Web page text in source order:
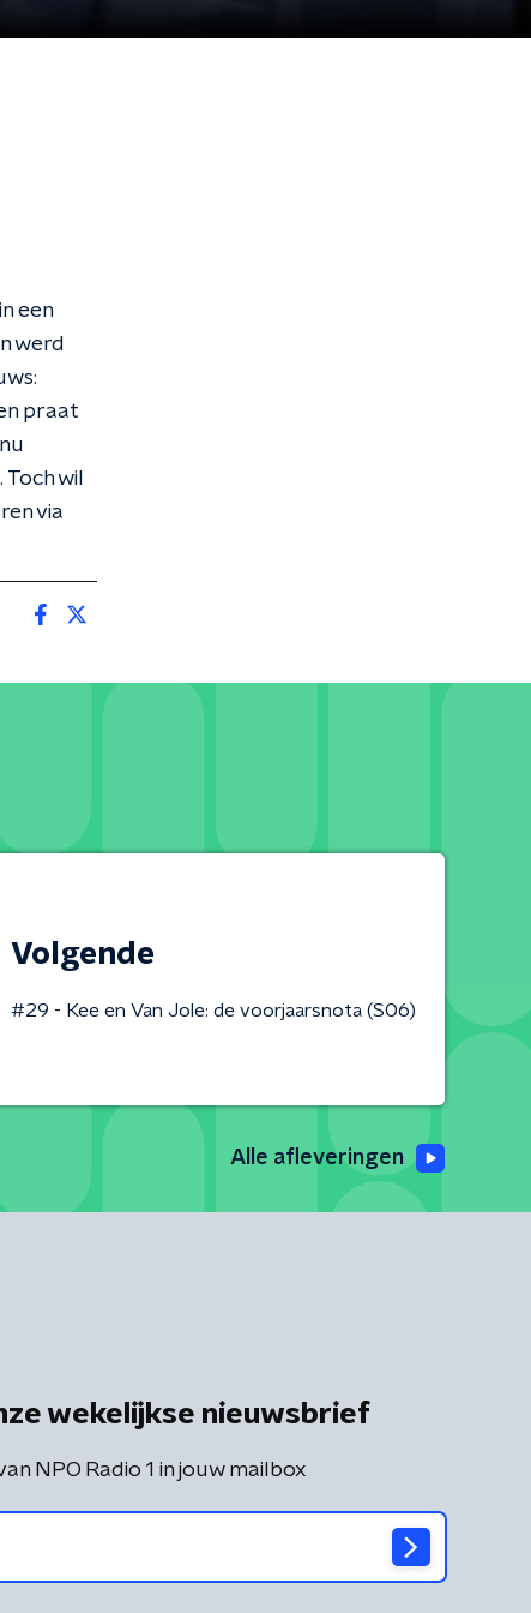
een
werd
praat
wil
via
Volgende
#29 - Kee en Van Jole: de voorjaarsnota (S06)
Alle afleveringen
wekelijkse nieuwsbrief
NPO Radio 1 in jouw mailbox